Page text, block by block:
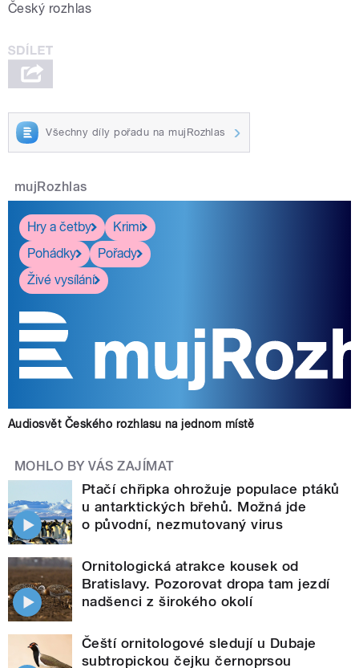
Český rozhlas
Všechny díly pořadu na mujRozhlas
mujRozhlas
Hry a četby
Krimi
Pohádky
Pořady
Živé vysílání
Audiosvět Českého rozhlasu na jednom místě
MOHLO BY VÁS ZAJÍMAT
Ptačí chřipka ohrožuje populace ptáků
u antarktických břehů. Možná jde
o původní, nezmutovaný virus
Ornitologická atrakce kousek od
Bratislavy. Pozorovat dropa tam jezdí
nadšenci z širokého okolí
Čeští ornitologové sledují u Dubaje
subtropickou čejku černoprsou